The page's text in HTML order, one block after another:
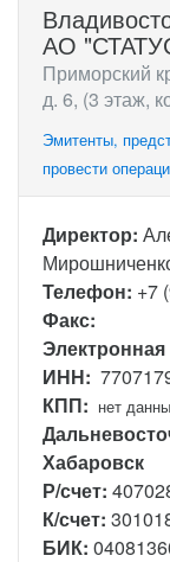
АО
Приморский
д. 6, (3 этаж,
Эмитенты,
провести
Директор:
Телефон: +7
Факс:
Электронная
ИНН:
КПП: нет
Хабаровск
Р/счет:
К/счет:
БИК: